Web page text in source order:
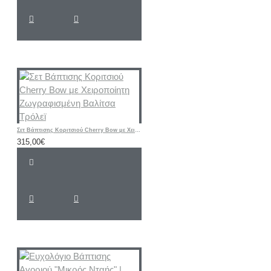
Σετ Βάπτισης Κοριτσιού Cherry Bow με Χειροποίητη Ζωγραφισμένη Βαλίτσα Τρόλεϊ
315,00€